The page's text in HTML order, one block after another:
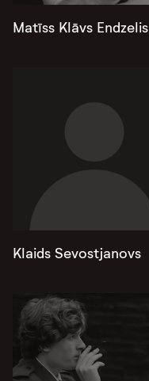
Matīss Klāvs Endzelis
Klaids Sevostjanovs